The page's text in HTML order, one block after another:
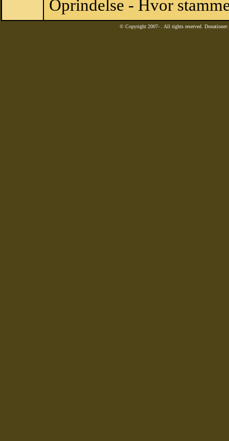
Oprindelse - Hvor
© Copyright 2007- . All rights reserved.